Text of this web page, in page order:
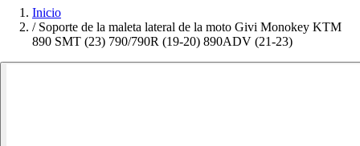
Inicio
/ Soporte de la maleta lateral de la moto Givi Monokey KTM
890 SMT (23) 790/790R (19-20) 890ADV (21-23)